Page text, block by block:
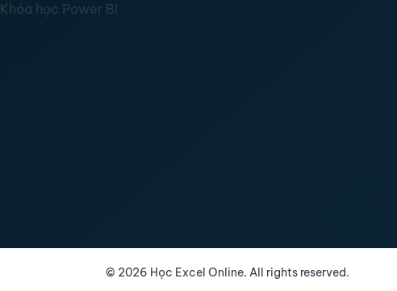
Khóa học Power BI
© 2026 Học Excel Online. All rights reserved.